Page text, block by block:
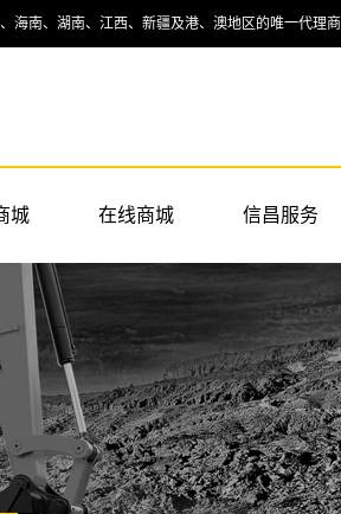
海南、湖南、江西、新疆及港、澳地区的唯一代理商
城 在线商城 信昌服务